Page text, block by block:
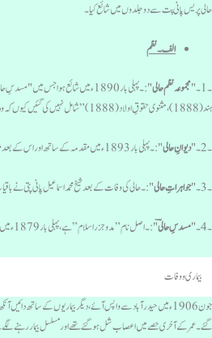
حالی پریس پانی پت سے دو جلدوں میں شائع کیا۔
الف۔ نظم
۔1۔ " مجموعہ نظم حالی
ہند(1888)، مثنوی حقوقِ اولاد(1888)”شامل نہیں کی گئیں کیوں کہ وہ الگ الگ کئی بار چھپ چکی تھیں۔
۔2۔ " دیوانِ حالی":۔ پہلی بار 1893ء میں مقدمہ کے ساتھ اور اس کے بعد مقدمہ کے بغیر شائع ہوتا رہا۔
۔3۔ " جواہراتِ حالی":۔ حالی کی وفات کے بعد شیخ محمد اسماعیل پانی پتی نے باقیات حالی جمع
۔4۔ " مسدسِ حالیؔ":۔اصل نام” مدو جزر اسلام” ہے، پہلی بار 1879ء میں شائع ہوا۔
بیماری ووفات